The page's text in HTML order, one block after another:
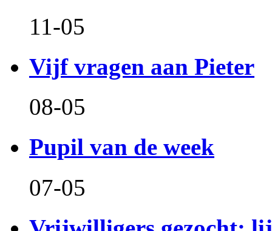
11-05
Vijf vragen aan Pieter
08-05
Pupil van de week
07-05